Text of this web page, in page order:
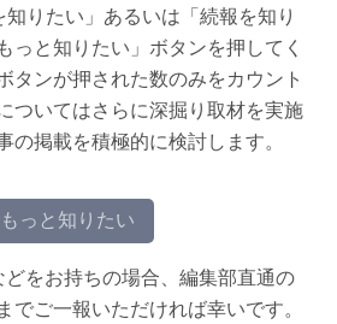
りたい」あるいは「続報を知り
っと知りたい」ボタンを押してく
タンが押された数のみをカウント
ついてはさらに深掘り取材を実施
の掲載を積極的に検討します。
もっと知りたい
をお持ちの場合、編集部直通の
でご一報いただければ幸いです。